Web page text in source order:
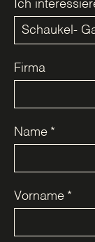
Ich
Firma
Name *
Vorname *